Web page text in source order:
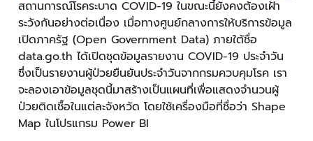
สถานการณ์โรคระบาด COVID-19 ในขณะนี้ยังคงต้องเฝ้า
ระวังกันอย่างต่อเนื่อง เมื่อทางศูนย์กลางการให้บริการข้อมูล
เปิดภาครัฐ (Open Government Data) ภายใต้ชื่อ
data.go.th ได้เปิดชุดข้อมูลรายงาน COVID-19 ประจำวัน
ซึ่งเป็นรายงานผู้ป่วยยืนยันประจำวันจากกรมควบคุมโรค เรา
จะลองเอาข้อมูลชุดนี้มาสร้างเป็นแผนที่เพื่อแสดงจำนวนผู้
ป่วยติดเชื้อในแต่ละจังหวัด โดยใช้เครื่องมือที่ชื่อว่า Shape
Map ในโปรแกรม Power BI